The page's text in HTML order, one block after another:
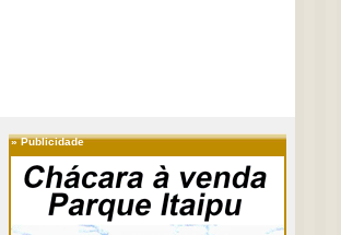
»Publicidade